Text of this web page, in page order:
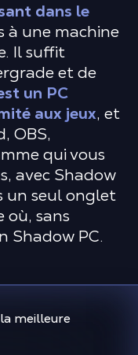
dans le
à une machine
Il suffit
et de
un PC
aux jeux, et
OBS,
qui vous
avec Shadow
un seul onglet
sans
Shadow PC.
meilleure